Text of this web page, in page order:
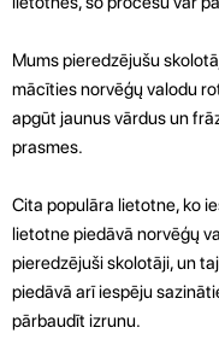
Mums pieredzējušu
mācīties norvēģų valodu
apgūt jaunus vārdus un
prasmes.
Cita populāra lietotne, ko
lietotne piedāvā norvēģų
pieredzējuši skolotāji, un
piedāvā arī iespēju
pārbaudīt izrunu.